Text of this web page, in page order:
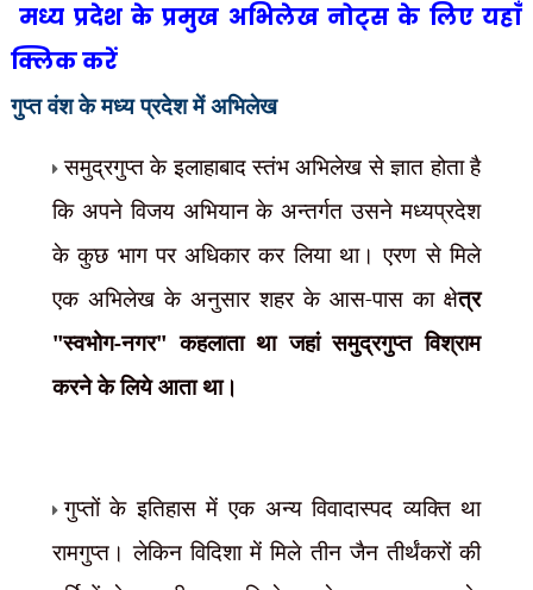
मध्य प्रदेश के प्रमुख अभिलेख नोट्स के लिए यहाँ
क्लिक करें
गुप्त वंश के मध्य प्रदेश में अभिलेख
समुद्रगुप्त के इलाहाबाद स्तंभ अभिलेख से ज्ञात होता है
कि अपने विजय अभियान के अन्तर्गत उसने मध्यप्रदेश
के कुछ भाग पर अधिकार कर लिया था। एरण से मिले
एक अभिलेख के अनुसार शहर के आस-पास का क्षेत्र
"स्वभोग-नगर" कहलाता था जहां समुद्रगुप्त विश्राम
करने के लिये आता था।
गुप्तों के इतिहास में एक अन्य विवादास्पद व्यक्ति था
रामगुप्त। लेकिन विदिशा में मिले तीन जैन तीर्थंकरों की